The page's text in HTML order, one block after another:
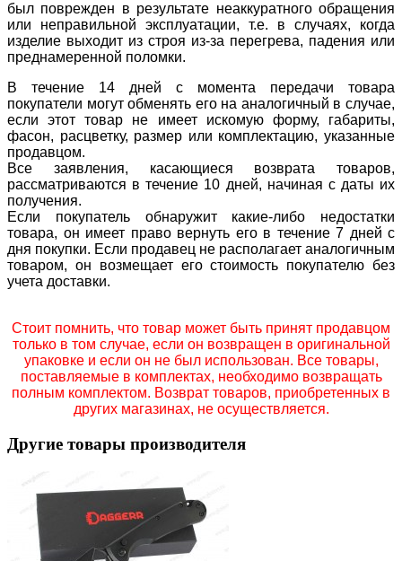
был поврежден в результате неаккуратного обращения
или неправильной эксплуатации, т.е. в случаях, когда
изделие выходит из строя из-за перегрева, падения или
преднамеренной поломки.
В течение 14 дней с момента передачи товара
покупатели могут обменять его на аналогичный в случае,
если этот товар не имеет искомую форму, габариты,
фасон, расцветку, размер или комплектацию, указанные
продавцом.
Все заявления, касающиеся возврата товаров,
рассматриваются в течение 10 дней, начиная с даты их
получения.
Если покупатель обнаружит какие-либо недостатки
товара, он имеет право вернуть его в течение 7 дней с
дня покупки. Если продавец не располагает аналогичным
товаром, он возмещает его стоимость покупателю без
учета доставки.
Стоит помнить, что товар может быть принят продавцом
только в том случае, если он возвращен в оригинальной
упаковке и если он не был использован. Все товары,
поставляемые в комплектах, необходимо возвращать
полным комплектом. Возврат товаров, приобретенных в
других магазинах, не осуществляется.
Другие товары производителя